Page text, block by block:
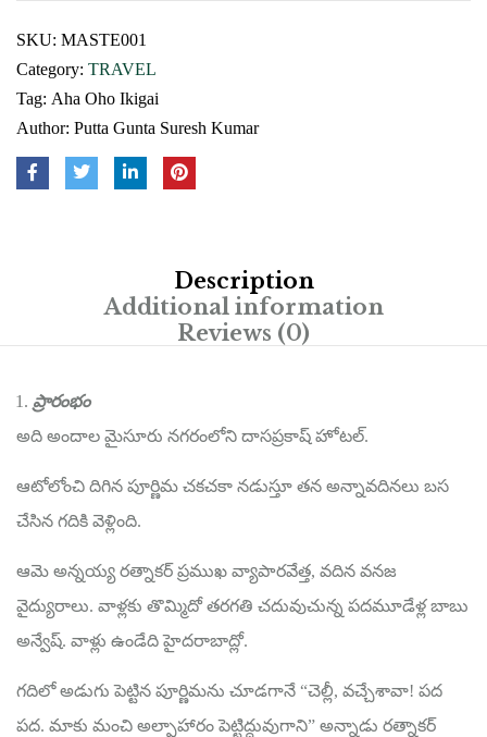
SKU: MASTE001
Category: TRAVEL
Tag: Aha Oho Ikigai
Author: Putta Gunta Suresh Kumar
Description
Additional information
Reviews (0)
ప్రారంభం
అది అందాల మైసూరు నగరంలోని దాసప్రకాష్ హోటల్.
ఆటోలోంచి దిగిన పూర్ణిమ చకచకా నడుస్తూ తన అన్నావదినలు బస
చేసిన గదికి వెళ్లింది.
ఆమె అన్నయ్య రత్నాకర్ ప్రముఖ వ్యాపారవేత్త, వదిన వనజ
వైద్యురాలు. వాళ్లకు తొమ్మిదో తరగతి చదువుచున్న పదమూడేళ్ల బాబు
అన్వేష్. వాళ్లు ఉండేది హైదరాబాద్లో.
గదిలో అడుగు పెట్టిన పూర్ణిమను చూడగానే “చెల్లీ, వచ్చేశావా! పద
పద. మాకు మంచి అల్పాహారం పెట్టిద్దువుగాని” అన్నాడు రత్నాకర్